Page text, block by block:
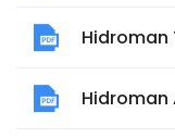
Hidroman